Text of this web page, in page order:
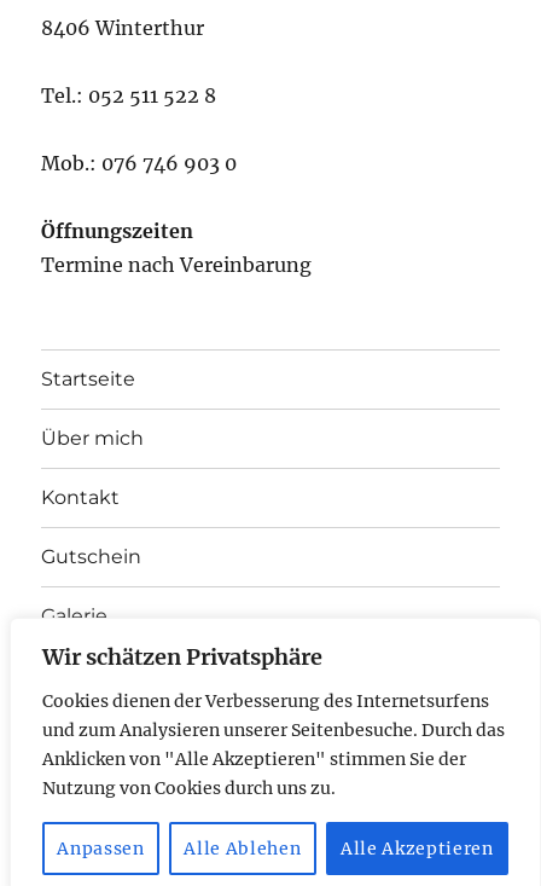
Wir schätzen Privatsphäre
Cookies dienen der Verbesserung des Internetsurfens
und zum Analysieren unserer Seitenbesuche. Durch das
Anklicken von "Alle Akzeptieren" stimmen Sie der
Nutzung von Cookies durch uns zu.
Anpassen Alle Ablehen Alle Akzeptieren
8406 Winterthur
Tel.: 052 511 522 8
Mob.: 076 746 903 0
Öffnungszeiten
Termine nach Vereinbarung
Startseite
Über mich
Kontakt
Gutschein
Galerie
E-
Mail